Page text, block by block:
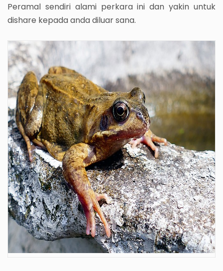
Peramal sendiri alami perkara ini dan yakin untuk
dishare kepada anda diluar sana.